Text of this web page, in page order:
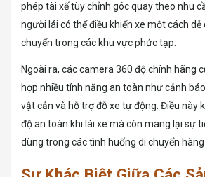
phép tài xế tùy chỉnh góc quay theo nhu
người lái có thể điều khiển xe một cách dễ
chuyển trong các khu vực phức tạp.
Ngoài ra, các camera 360 độ chính hãng
hợp nhiều tính năng an toàn như cảnh
vật cản và hỗ trợ đỗ xe tự động. Điều này
độ an toàn khi lái xe mà còn mang lại sự
dùng trong các tình huống di chuyển hàng